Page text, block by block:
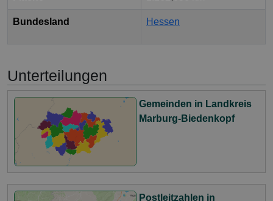
Bundesland Hessen
Unterteilungen
Gemeinden in Landkreis
Marburg-Biedenkopf
Postleitzahlen in